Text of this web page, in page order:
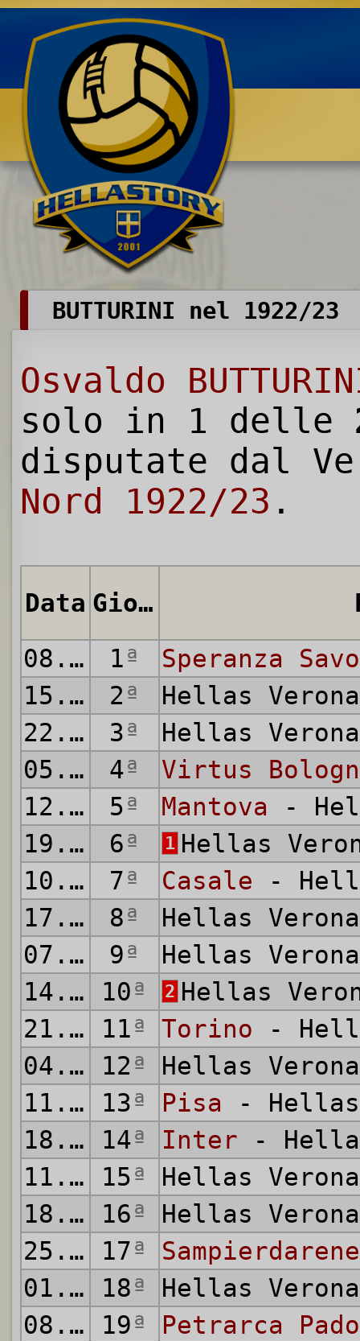
Benvenuti su HELLASTORY.net
BUTTURINI nel 1922/23
Osvaldo
solo in 1 delle
disputate dal
Nord 1922/23 .
Data Giornata
08.10.1922
1ª
Speranza
15.10.1922
2ª
Hellas
22.10.1922
3ª
Hellas
05.11.1922
4ª
Virtus
12.11.1922
5ª Mantova -
19.11.1922
6ª 1 Hellas
10.12.1922
7ª Casale -
17.12.1922
8ª
Hellas
07.01.1923
9ª
Hellas
14.01.1923
10ª 2 Hellas
21.01.1923
11ª Torino -
04.02.1923
12ª
Hellas
11.02.1923
13ª Pisa - Hellas
18.02.1923
14ª Inter -
11.03.1923
15ª
Hellas
18.03.1923
16ª
Hellas
25.03.1923
17ª
01.04.1923
18ª
Hellas
08.04.1923
19ª
Petrarca